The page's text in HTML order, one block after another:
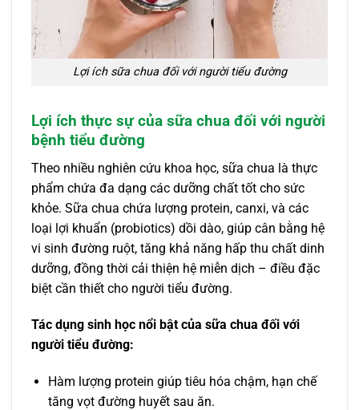
Lợi ích sữa chua đối với người tiểu đường
Lợi ích thực sự của sữa chua đối với người
bệnh tiểu đường
Theo nhiều nghiên cứu khoa học, sữa chua là thực
phẩm chứa đa dạng các dưỡng chất tốt cho sức
khỏe. Sữa chua chứa lượng protein, canxi, và các
loại lợi khuẩn (probiotics) dồi dào, giúp cân bằng hệ
vi sinh đường ruột, tăng khả năng hấp thu chất dinh
dưỡng, đồng thời cải thiện hệ miễn dịch – điều đặc
biệt cần thiết cho người tiểu đường.
Tác dụng sinh học nổi bật của sữa chua đối với
người tiểu đường:
Hàm lượng protein giúp tiêu hóa chậm, hạn chế
tăng vọt đường huyết sau ăn.